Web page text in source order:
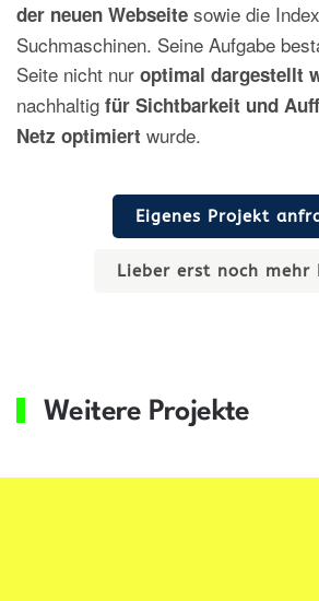
der neuen Webseite sowie die
Suchmaschinen. Seine Aufgabe
Seite nicht nur optimal dargestellt
nachhaltig für Sichtbarkeit und
Netz optimiert wurde.
Eigenes Projekt
Lieber erst noch mehr
Weitere Projekte